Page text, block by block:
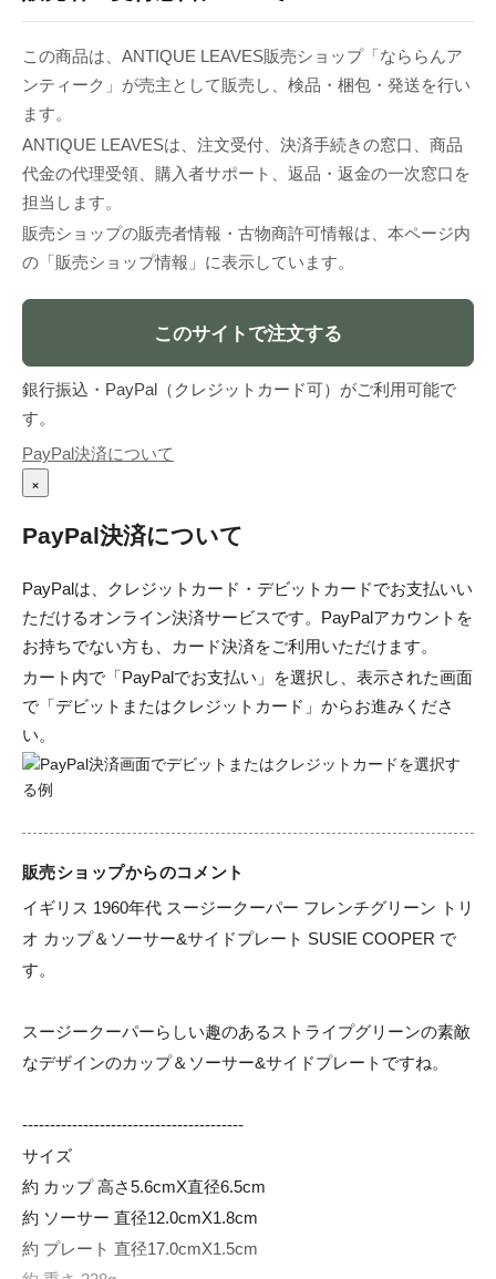
この商品は、ANTIQUE LEAVES販売ショップ「なららんア
ンティーク」が売主として販売し、検品・梱包・発送を行い
ます。
ANTIQUE LEAVESは、注文受付、決済手続きの窓口、商品
代金の代理受領、購入者サポート、返品・返金の一次窓口を
担当します。
販売ショップの販売者情報・古物商許可情報は、本ページ内
の「販売ショップ情報」に表示しています。
このサイトで注文する
銀行振込・PayPal（クレジットカード可）がご利用可能で
す。
PayPal決済について
×
PayPal決済について
PayPalは、クレジットカード・デビットカードでお支払いい
ただけるオンライン決済サービスです。PayPalアカウントを
お持ちでない方も、カード決済をご利用いただけます。
カート内で「PayPalでお支払い」を選択し、表示された画面
で「デビットまたはクレジットカード」からお進みくださ
い。
販売ショップからのコメント
イギリス 1960年代 スージークーパー フレンチグリーン トリ
オ カップ＆ソーサー&サイドプレート SUSIE COOPER で
す。
スージークーパーらしい趣のあるストライプグリーンの素敵
なデザインのカップ＆ソーサー&サイドプレートですね。
----------------------------------------
サイズ
約 カップ 高さ5.6cmX直径6.5cm
約 ソーサー 直径12.0cmX1.8cm
約 プレート 直径17.0cmX1.5cm